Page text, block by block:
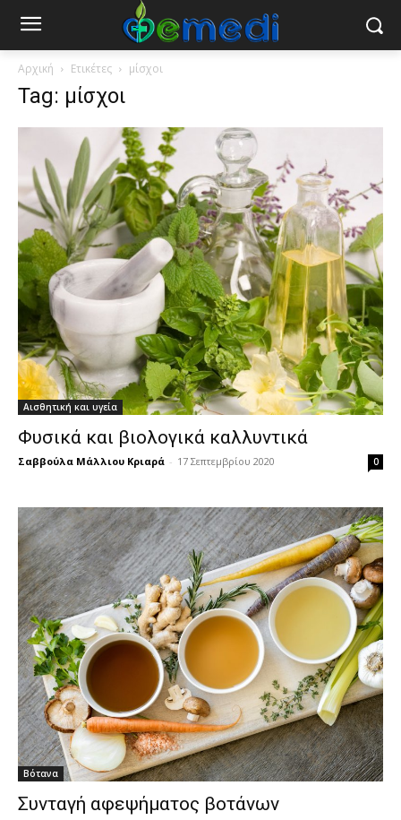
Αρχική Ετικέτες μίσχοι
Tag: μίσχοι
Αισθητική και υγεία
Φυσικά και βιολογικά καλλυντικά
Σαββούλα Μάλλιου Κριαρά - 17 Σεπτεμβρίου 2020 0
Βότανα
Συνταγή αφεψήματος βοτάνων